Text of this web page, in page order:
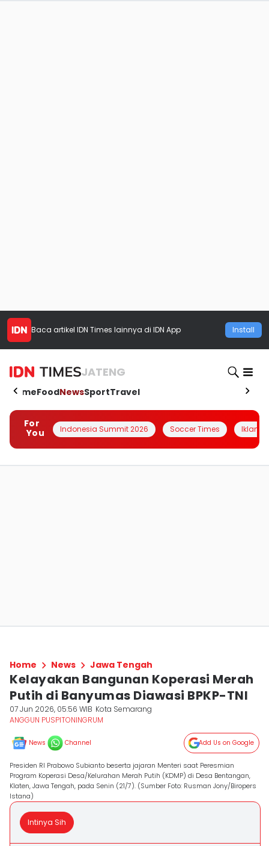
Baca artikel IDN Times lainnya di IDN App Install
JATENG
HomeFoodNewsSportTravel
For
You
Indonesia Summit 2026 Soccer Times Iklanin
Home News Jawa Tengah
Kelayakan Bangunan Koperasi Merah
Putih di Banyumas Diawasi BPKP-TNI
07 Jun 2026, 05:56 WIB Kota Semarang
ANGGUN PUSPITONINGRUM
News Channel Add Us on Google
Presiden RI Prabowo Subianto beserta jajaran Menteri saat Peresmian
Program Koperasi Desa/Kelurahan Merah Putih (KDMP) di Desa Bentangan,
Klaten, Jawa Tengah, pada Senin (21/7). (Sumber Foto: Rusman Jony/Biropers
Istana)
Intinya Sih